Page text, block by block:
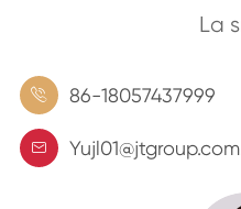
La
 86-18057437999
